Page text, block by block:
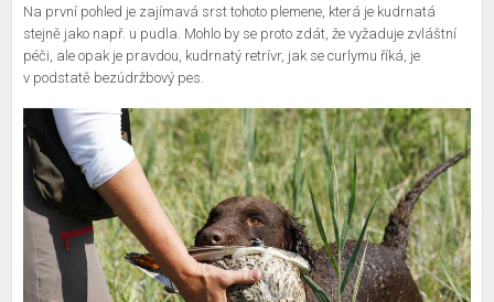
Na první pohled je zajímavá srst tohoto plemene, která je kudrnatá
stejně jako např. u pudla. Mohlo by se proto zdát, že vyžaduje zvláštní
péči, ale opak je pravdou, kudrnatý retrívr, jak se curlymu říká, je
v podstatě bezúdržbový pes.